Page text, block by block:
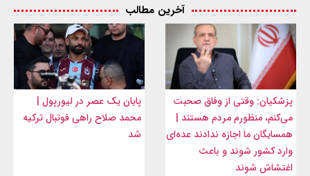
آخرین مطالب
پزشکیان: وقتی از وفاق صحبت
می‌کنم، منظورم مردم هستند |
همسایگان ما اجازه ندادند عده‌ای
وارد کشور شوند و باعث
اغتشاش شوند
پایان یک عصر در لیورپول |
محمد صلاح راهی فوتبال ترکیه
شد